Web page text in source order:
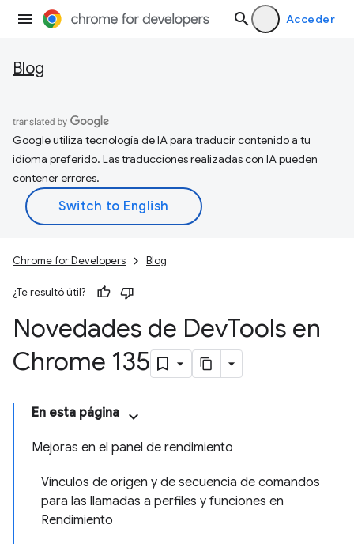
Acceder
Blog
Google utiliza tecnología de IA para traducir contenido a tu
idioma preferido. Las traducciones realizadas con IA pueden
contener errores.
Chrome for Developers Blog
¿Te resultó útil?
Novedades de DevTools en
Chrome 135
En esta página
Mejoras en el panel de rendimiento
Vínculos de origen y de secuencia de comandos
para las llamadas a perfiles y funciones en
Rendimiento